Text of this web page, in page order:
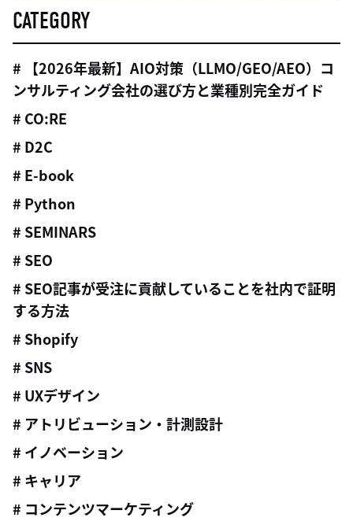
CATEGORY
# 【2026年最新】AIO対策（LLMO/GEO/AEO）コ
ンサルティング会社の選び方と業種別完全ガイド
# CO:RE
# D2C
# E-book
# Python
# SEMINARS
# SEO
# SEO記事が受注に貢献していることを社内で証明
する方法
# Shopify
# SNS
# UXデザイン
# アトリビューション・計測設計
# イノベーション
# キャリア
# コンテンツマーケティング